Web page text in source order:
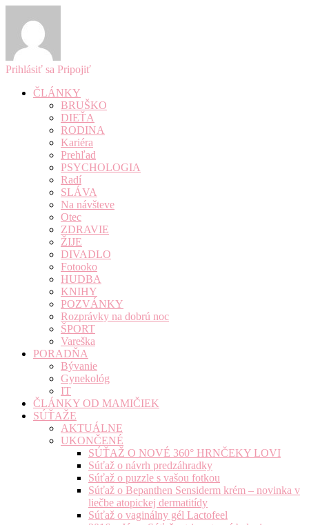
Prihlásiť sa Pripojiť
ČLÁNKY
BRUŠKO
DIEŤA
RODINA
Kariéra
Prehľad
PSYCHOLOGIA
Radí
SLÁVA
Na návšteve
Otec
ZDRAVIE
ŽIJE
DIVADLO
Fotooko
HUDBA
KNIHY
POZVÁNKY
Rozprávky na dobrú noc
ŠPORT
Vareška
PORADŇA
Bývanie
Gynekológ
IT
ČLÁNKY OD MAMIČIEK
SÚŤAŽE
AKTUÁLNE
UKONČENÉ
SÚŤAŽ O NOVÉ 360° HRNČEKY LOVI
Súťaž o návrh predzáhradky
Súťaž o puzzle s vašou fotkou
Súťaž o Bepanthen Sensiderm krém – novinka v
liečbe atopickej dermatitídy
Súťaž o vaginálny gél Lactofeel